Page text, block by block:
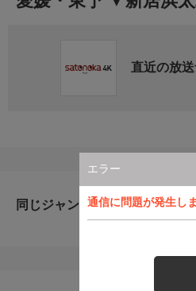
エラー
通信に問題が発生し
直近の放
同じジャンルのおすすめ番組